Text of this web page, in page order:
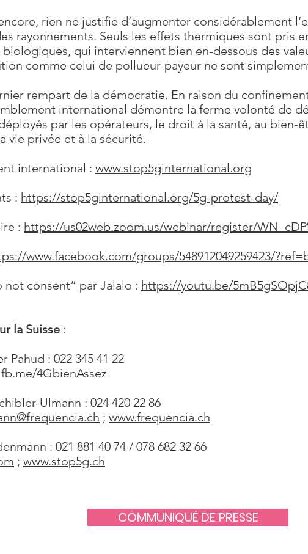
rien ne justifie d’augmenter considérablement
rayonnements. Seuls les effets thermiques sont pris
qui interviennent bien en-dessous des
comme celui de pollueur-payeur ne sont
rempart de la démocratie. En raison du
international démontre la ferme volonté de
par les opérateurs, le droit à la santé, au bien-
vie privée et à la sécurité.
international : www.stop5ginternational.org
: https://stop5ginternational.org/5g-protest-day/
: https://us02web.zoom.us/webinar/register/
www.facebook.com/groups/548912049259423/
not consent” par Jalalo : https://youtu.be/
la Suisse :
Pahud : 022 345 41 22
4GbienAssez
Ulmann : 024 420 22 86
; www.frequencia.ch
: 021 881 40 74 / 078 682 32 66
; www.stop5g.ch
COMMUNIQUÉ DE PRESSE